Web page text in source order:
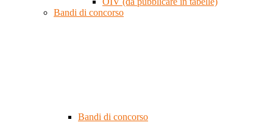
Bandi di concorso
Bandi di concorso